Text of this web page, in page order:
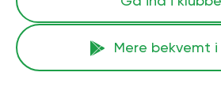
Mere bekvemt